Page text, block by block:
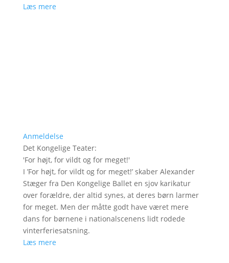
Læs mere
Anmeldelse
Det Kongelige Teater:
'For højt, for vildt og for meget!'
I ’For højt, for vildt og for meget!’ skaber Alexander
Stæger fra Den Kongelige Ballet en sjov karikatur
over forældre, der altid synes, at deres børn larmer
for meget. Men der måtte godt have været mere
dans for børnene i nationalscenens lidt rodede
vinterferiesatsning.
Læs mere